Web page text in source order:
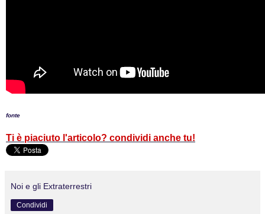
fonte
Ti è piaciuto l'articolo? condividi anche tu!
Noi e gli Extraterrestri
Condividi